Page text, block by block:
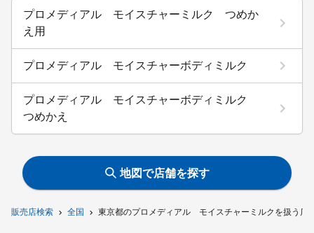
販売店検索 全国 東京都のプロメディアル モイスチャーミルクを扱う店
プロメディアル モイスチャーミルク つめか
え用
プロメディアル モイスチャーボディミルク
プロメディアル モイスチャーボディミルク
つめかえ
地図で店舗を探す